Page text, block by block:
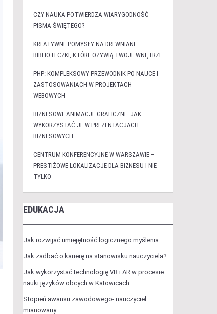
CZY NAUKA POTWIERDZA WIARYGODNOŚĆ
PISMA ŚWIĘTEGO?
KREATYWNE POMYSŁY NA DREWNIANE
BIBLIOTECZKI, KTÓRE OŻYWIĄ TWOJE WNĘTRZE
PHP: KOMPLEKSOWY PRZEWODNIK PO NAUCE I
ZASTOSOWANIACH W PROJEKTACH
WEBOWYCH
BIZNESOWE ANIMACJE GRAFICZNE: JAK
WYKORZYSTAĆ JE W PREZENTACJACH
BIZNESOWYCH
CENTRUM KONFERENCYJNE W WARSZAWIE –
PRESTIŻOWE LOKALIZACJE DLA BIZNESU I NIE
TYLKO
EDUKACJA
Jak rozwijać umiejętność logicznego myślenia
Jak zadbać o karierę na stanowisku nauczyciela?
Jak wykorzystać technologię VR i AR w procesie
nauki języków obcych w Katowicach
Stopień awansu zawodowego- nauczyciel
mianowany